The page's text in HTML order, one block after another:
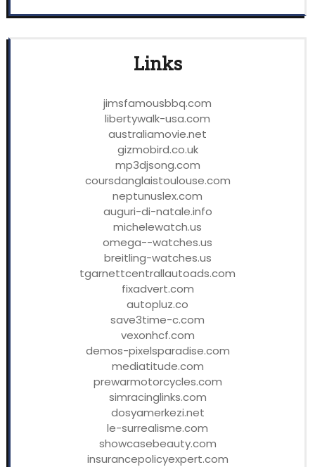
Links
jimsfamousbbq.com
libertywalk-usa.com
australiamovie.net
gizmobird.co.uk
mp3djsong.com
coursdanglaistoulouse.com
neptunuslex.com
auguri-di-natale.info
michelewatch.us
omega--watches.us
breitling-watches.us
tgarnettcentrallautoads.com
fixadvert.com
autopluz.co
save3time-c.com
vexonhcf.com
demos-pixelsparadise.com
mediatitude.com
prewarmotorcycles.com
simracinglinks.com
dosyamerkezi.net
le-surrealisme.com
showcasebeauty.com
insurancepolicyexpert.com